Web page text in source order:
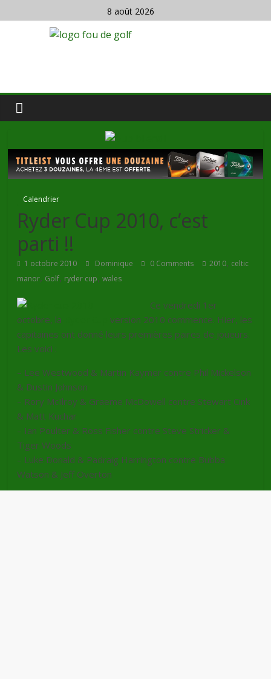
8 août 2026
Calendrier
Ryder Cup 2010, c’est
parti !!
1 octobre 2010 Dominique 0 Comments 2010, celtic
manor, Golf, ryder cup,wales
Ce vendredi 1er
octobre, la
version 2010 commence. Hier, les
capitaines ont donné leurs premières paires de joueurs.
Les voici :
– Lee Westwood & Martin Kaymer contre Phil Mickelson
& Dustin Johnson
– Rory McIlroy & Graeme McDowell contre Stewart Cink
& Matt Kuchar
– Ian Poulter & Ross Fisher contre Steve Stricker &
Tiger Woods
– Luke Donald & Padraig Harrington contre Bubba
Watson & Jeff Overton